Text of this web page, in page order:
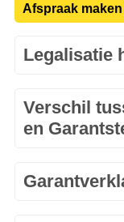
Afspraak
Legalisatie
Verschil
en